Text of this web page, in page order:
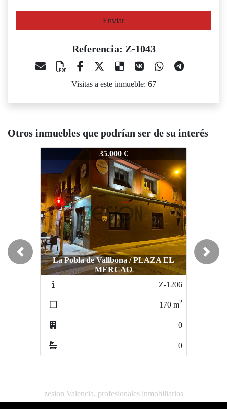
Enviar
Referencia: Z-1043
Visitas a este inmueble: 67
Otros inmuebles que podrían ser de su interés
35.000 €
La Pobla de Vallbona / PLAZA EL
MERCAO
Z-1043
Burjassot / CENTRO
Previous Next
zesion Valencia, profesionales inmobiliarios